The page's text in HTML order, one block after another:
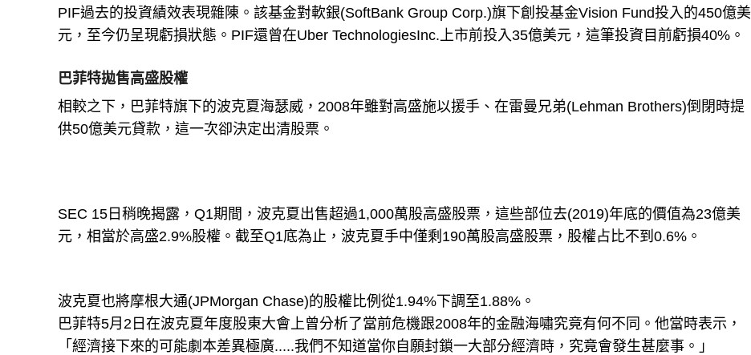
PIF過去的投資績效表現雜陳。該基金對軟銀(SoftBank Group Corp.)旗下創投基金Vision Fund投入的450億美
元，至今仍呈現虧損狀態。PIF還曾在Uber TechnologiesInc.上市前投入35億美元，這筆投資目前虧損40%。
巴菲特拋售高盛股權
相較之下，巴菲特旗下的波克夏海瑟威，2008年雖對高盛施以援手、在雷曼兄弟(Lehman Brothers)倒閉時提
供50億美元貸款，這一次卻決定出清股票。
SEC 15日稍晚揭露，Q1期間，波克夏出售超過1,000萬股高盛股票，這些部位去(2019)年底的價值為23億美
元，相當於高盛2.9%股權。截至Q1底為止，波克夏手中僅剩190萬股高盛股票，股權占比不到0.6%。
波克夏也將摩根大通(JPMorgan Chase)的股權比例從1.94%下調至1.88%。
巴菲特5月2日在波克夏年度股東大會上曾分析了當前危機跟2008年的金融海嘯究竟有何不同。他當時表示，
「經濟接下來的可能劇本差異極廣.....我們不知道當你自願封鎖一大部分經濟時，究竟會發生甚麼事。」